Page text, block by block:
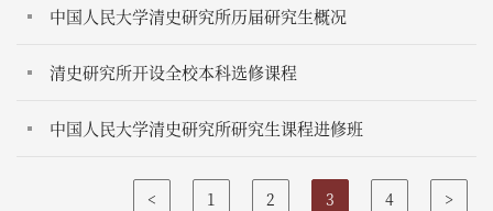
中国人民大学清史研究所历届研究生概况
清史研究所开设全校本科选修课程
中国人民大学清史研究所研究生课程进修班
< 1 2 3 4 >